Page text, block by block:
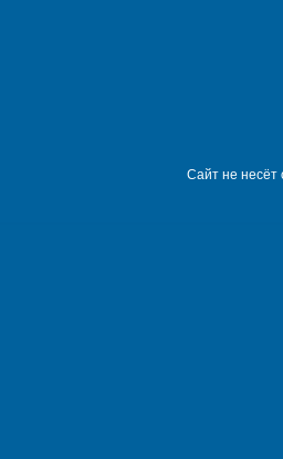
Сайт не несёт